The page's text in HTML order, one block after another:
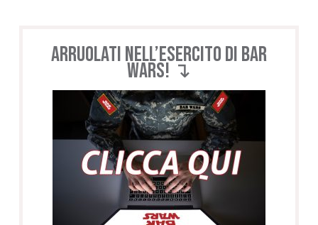
Arruolati nell’esercito di BAR
WARS! ↴